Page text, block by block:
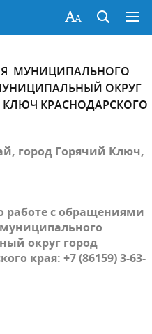
МУНИЦИПАЛЬНОГО
ОКРУГ
КРАСНОДАРСКОГО
город Горячий Ключ,
работе с обращениями
округ город
края: +7 (86159) 3-63-